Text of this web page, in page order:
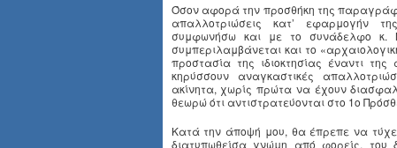
Όσον αφορά την προσθήκη της
απαλλοτριώσεις κατ’ εφαρμογήν
συμφωνήσω και με το συνάδελφο κ.
συμπεριλαμβάνεται και το
προστασία της ιδιοκτησίας έναντι
κηρύσσουν αναγκαστικές
ακίνητα, χωρίς πρώτα να έχουν
θεωρώ ότι αντιστρατεύονται στο 1ο
Κατά την άποψή μου, θα έπρεπε να
διατυπωθείσα γνώμη από φορείς, του